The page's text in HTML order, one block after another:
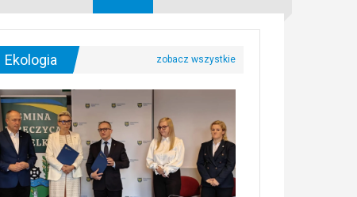
Ekologia